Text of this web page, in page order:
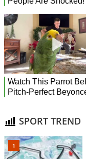
SPORT TREND